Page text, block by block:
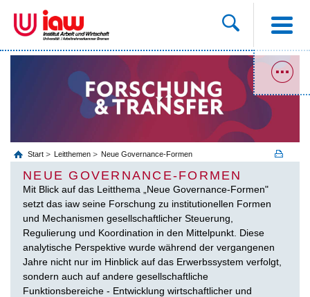
Start Leitthemen Neue Governance-Formen
NEUE GOVERNANCE-FORMEN
Mit Blick auf das Leitthema „Neue Governance-Formen"
setzt das iaw seine Forschung zu institutionellen Formen
und Mechanismen gesellschaftlicher Steuerung,
Regulierung und Koordination in den Mittelpunkt. Diese
analytische Perspektive wurde während der vergangenen
Jahre nicht nur im Hinblick auf das Erwerbssystem verfolgt,
sondern auch auf andere gesellschaftliche
Funktionsbereiche - Entwicklung wirtschaftlicher und